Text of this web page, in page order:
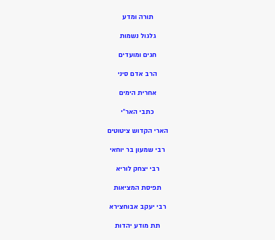
תורה ומדע
גלגול נשמות
חגים ומועדים
הרב אדם סיני
אחרית הימים
כתבי האר”י
הארי הקדוש ציטוטים
רבי שמעון בר יוחאי
רבי יצחק לוריא
תפיסת המציאות
רבי יעקב אבוחצירא
תת מודע יהדות